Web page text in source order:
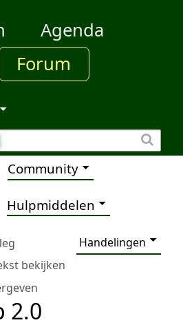
Agenda
Forum
Community
Hulpmiddelen
Handelingen
bekijken
2.0